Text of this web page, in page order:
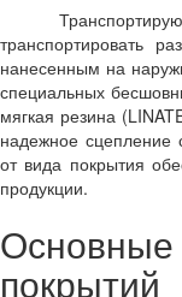
транспортировать
нанесенным на
специальных
мягкая резина
надежное
от вида покрытия
продукции.
покрытий